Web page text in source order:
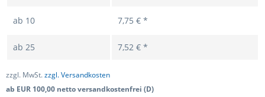
ab 10 7,75 € *
ab 25 7,52 € *
zzgl. MwSt.zzgl. Versandkosten
ab EUR 100,00 netto versandkostenfrei (D)